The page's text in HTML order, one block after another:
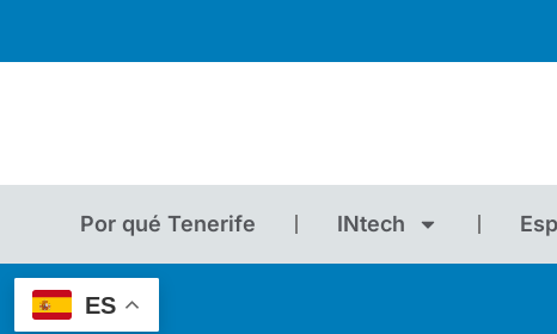
Por qué Tenerife INtech
ES